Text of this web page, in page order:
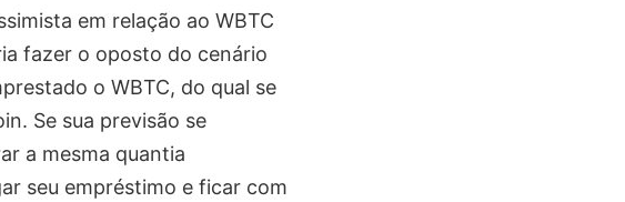
em relação ao WBTC
fazer o oposto do cenário
o WBTC, do qual se
Se sua previsão se
a mesma quantia
seu empréstimo e ficar com